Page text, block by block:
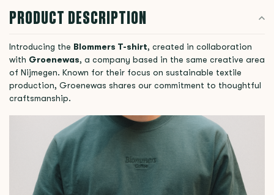
PRODUCT DESCRIPTION
Introducing the Blommers T-shirt, created in collaboration
with Groenewas, a company based in the same creative area
of Nijmegen. Known for their focus on sustainable textile
production, Groenewas shares our commitment to thoughtful
craftsmanship.